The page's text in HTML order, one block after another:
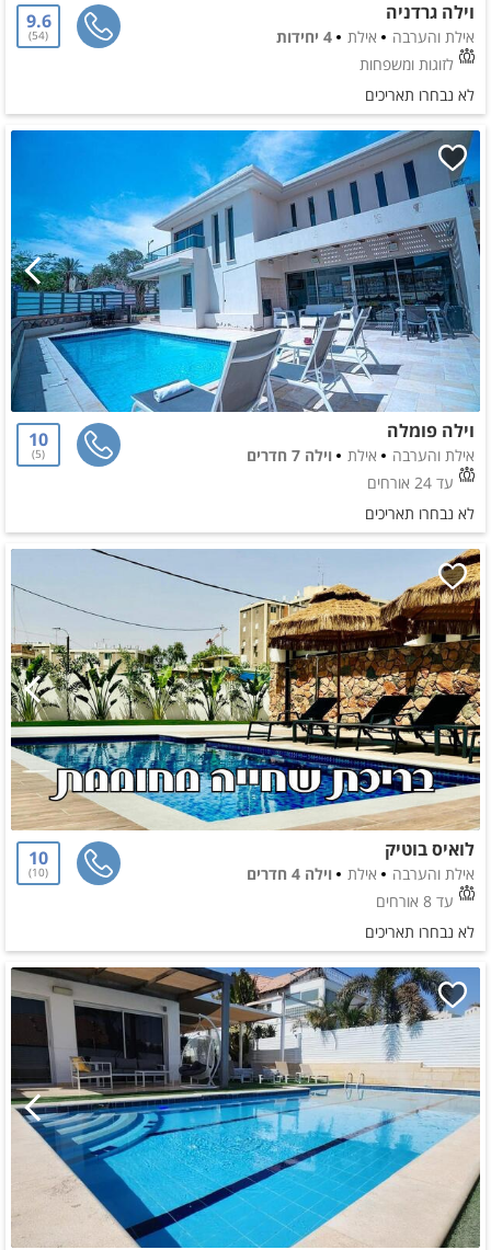
וילה גרדניה
אילת והערבה אילת
4 יחידות
לזוגות ומשפחות
9.6
54
לא נבחרו תאריכים
וילה פומלה
אילת והערבה אילת
וילה 7 חדרים
עד 24 אורחים
10
5
לא נבחרו תאריכים
לואיס בוטיק
אילת והערבה אילת
וילה 4 חדרים
עד 8 אורחים
10
10
לא נבחרו תאריכים